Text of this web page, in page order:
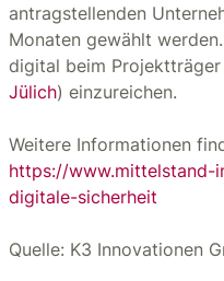
antragstellenden
Monaten gewählt
digital beim
Jülich) einzureichen.
Weitere Informationen
https://
digitale-sicherheit
Quelle: K3 Innovationen